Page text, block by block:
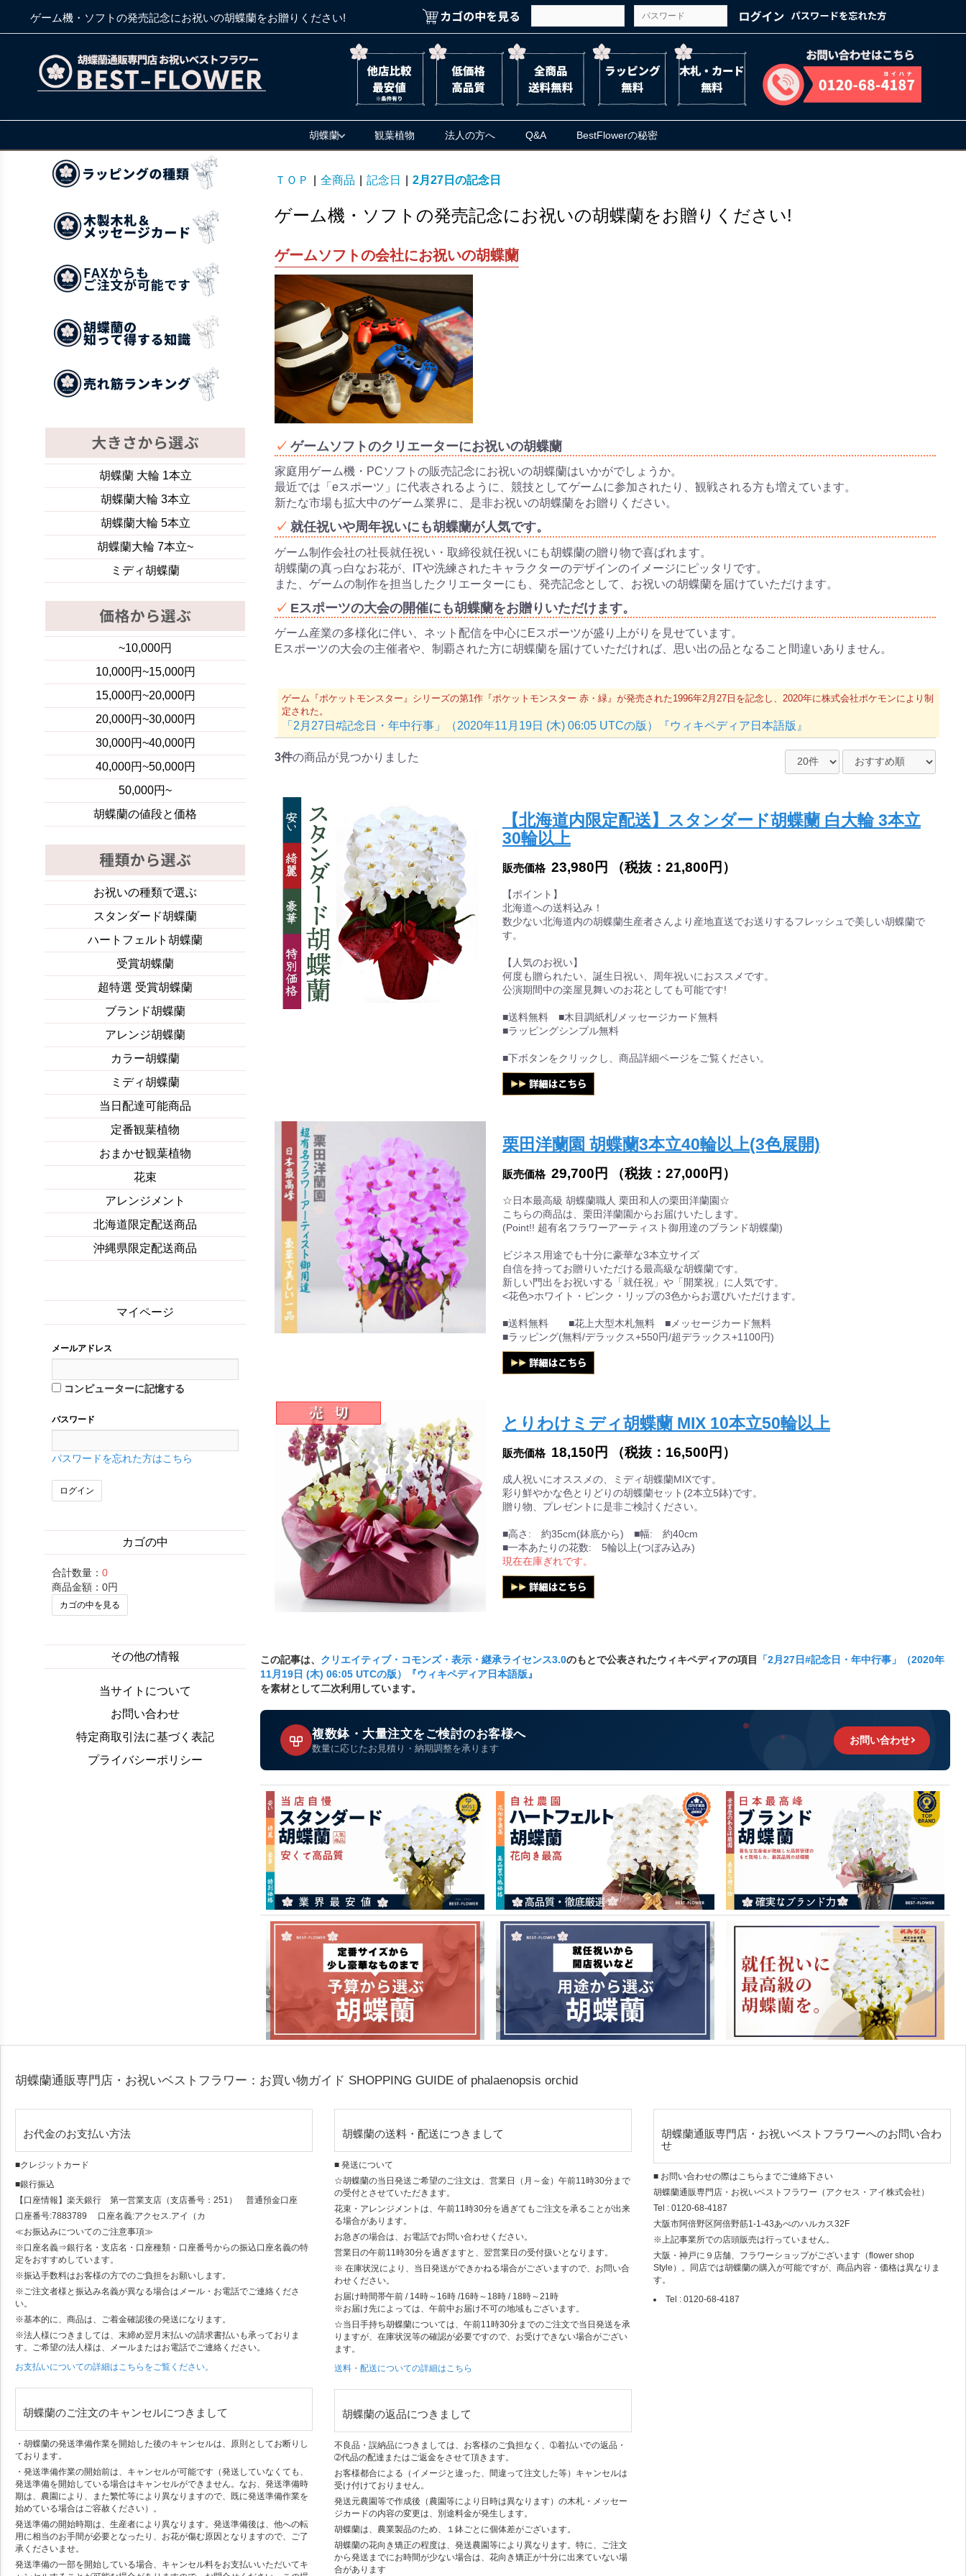
ゲーム機・ソフトの発売記念にお祝いの胡蝶蘭をお贈りください!
胡蝶蘭 観葉植物 法人の方へ Q&A BestFlowerの秘密
ＴＯＰ 全商品 記念日 2月27日の記念日
ゲーム機・ソフトの発売記念にお祝いの胡蝶蘭をお贈りください!
ゲームソフトの会社にお祝いの胡蝶蘭
ゲームソフトのクリエーターにお祝いの胡蝶蘭
家庭用ゲーム機・PCソフトの販売記念にお祝いの胡蝶蘭はいかがでしょうか。
最近では「eスポーツ」に代表されるように、競技としてゲームに参加されたり、観戦される方も増えています。
新たな市場も拡大中のゲーム業界に、是非お祝いの胡蝶蘭をお贈りください。
就任祝いや周年祝いにも胡蝶蘭が人気です。
ゲーム制作会社の社長就任祝い・取締役就任祝いにも胡蝶蘭の贈り物で喜ばれます。
胡蝶蘭の真っ白なお花が、ITや洗練されたキャラクターのデザインのイメージにピッタリです。
また、ゲームの制作を担当したクリエーターにも、発売記念として、お祝いの胡蝶蘭を届けていただけます。
Eスポーツの大会の開催にも胡蝶蘭をお贈りいただけます。
ゲーム産業の多様化に伴い、ネット配信を中心にEスポーツが盛り上がりを見せています。
Eスポーツの大会の主催者や、制覇された方に胡蝶蘭を届けていただければ、思い出の品となること間違いありません。
ゲーム『ポケットモンスター』シリーズの第1作『ポケットモンスター 赤・緑』が発売された1996年2月27日を記念し、2020年に株式会社ポケモンにより制
定された。
「2月27日#記念日・年中行事」（2020年11月19日 (木) 06:05 UTCの版）『ウィキペディア日本語版』
3件の商品が見つかりました
【北海道内限定配送】スタンダード胡蝶蘭 白大輪 3本立
30輪以上
販売価格 23,980円 （税抜： 21,800円 ）
【ポイント】
北海道への送料込み！
数少ない北海道内の胡蝶蘭生産者さんより産地直送でお送りするフレッシュで美しい胡蝶蘭で
す。
【人気のお祝い】
何度も贈られたい、誕生日祝い、周年祝いにおススメです。
公演期間中の楽屋見舞いのお花としても可能です!
■送料無料 ■木目調紙札/メッセージカード無料
■ラッピングシンプル無料
■下ボタンをクリックし、商品詳細ページをご覧ください。
栗田洋蘭園 胡蝶蘭3本立40輪以上(3色展開)
販売価格 29,700円 （税抜： 27,000円 ）
☆日本最高級 胡蝶蘭職人 栗田和人の栗田洋蘭園☆
こちらの商品は、栗田洋蘭園からお届けいたします。
(Point!! 超有名フラワーアーティスト御用達のブランド胡蝶蘭)
ビジネス用途でも十分に豪華な3本立サイズ
自信を持ってお贈りいただける最高級な胡蝶蘭です。
新しい門出をお祝いする「就任祝」や「開業祝」に人気です。
<花色>ホワイト・ピンク・リップの3色からお選びいただけます。
■送料無料 ■花上大型木札無料 ■メッセージカード無料
■ラッピング(無料/デラックス+550円/超デラックス+1100円)
とりわけミディ胡蝶蘭 MIX 10本立50輪以上
販売価格 18,150円 （税抜： 16,500円 ）
成人祝いにオススメの、ミディ胡蝶蘭MIXです。
彩り鮮やかな色とりどりの胡蝶蘭セット(2本立5鉢)です。
贈り物、プレゼントに是非ご検討ください。
■高さ: 約35cm(鉢底から) ■幅: 約40cm
■一本あたりの花数: 5輪以上(つぼみ込み)
現在在庫ぎれです。
この記事は、 クリエイティブ・コモンズ・表示・継承ライセンス3.0のもとで公表されたウィキペディアの項目
「2月27日#記念日・年中行事」（2020年
11月19日 (木) 06:05 UTCの版）『ウィキペディア日本語版』
を素材として二次利用しています。
複数鉢・大量注文をご検討のお客様へ
数量に応じたお見積り・納期調整を承ります
お問い合わせ
胡蝶蘭 大輪 1本立
胡蝶蘭大輪 3本立
胡蝶蘭大輪 5本立
胡蝶蘭大輪 7本立~
ミディ胡蝶蘭
~10,000円
10,000円~15,000円
15,000円~20,000円
20,000円~30,000円
30,000円~40,000円
40,000円~50,000円
50,000円~
胡蝶蘭の値段と価格
お祝いの種類で選ぶ
スタンダード胡蝶蘭
ハートフェルト胡蝶蘭
受賞胡蝶蘭
超特選 受賞胡蝶蘭
ブランド胡蝶蘭
アレンジ胡蝶蘭
カラー胡蝶蘭
ミディ胡蝶蘭
当日配達可能商品
定番観葉植物
おまかせ観葉植物
花束
アレンジメント
北海道限定配送商品
沖縄県限定配送商品
マイページ
メールアドレス
コンピューターに記憶する
パスワード
パスワードを忘れた方はこちら
カゴの中
合計数量： 0
商品金額： 0円
カゴの中を見る
その他の情報
当サイトについて
お問い合わせ
特定商取引法に基づく表記
プライバシーポリシー
胡蝶蘭通販専門店・お祝いベストフラワー：お買い物ガイド SHOPPING GUIDE of phalaenopsis orchid
お代金のお支払い方法
■クレジットカード
■銀行振込
【口座情報】楽天銀行 第一営業支店（支店番号：251） 普通預金口座
口座番号:7883789 口座名義:アクセス.アイ（カ
≪お振込みについてのご注意事項≫
※口座名義⇒銀行名・支店名・口座種類・口座番号からの振込口座名義の特
定をおすすめしています。
※振込手数料はお客様の方でのご負担をお願いします。
※ご注文者様と振込み名義が異なる場合はメール・お電話でご連絡くださ
い。
※基本的に、商品は、ご着金確認後の発送になります。
※法人様につきましては、末締め翌月末払いの請求書払いも承っておりま
す。ご希望の法人様は、メールまたはお電話でご連絡ください。
お支払いについての詳細はこちらをご覧ください。
胡蝶蘭のご注文のキャンセルにつきまして
・胡蝶蘭の発送準備作業を開始した後のキャンセルは、原則としてお断りし
ております。
・発送準備作業の開始前は、キャンセルが可能です（発送していなくても、
発送準備を開始している場合はキャンセルができません。なお、発送準備時
期は、農園により、また繁忙等により異なりますので、既に発送準備作業を
始めている場合はご容赦ください）。
発送準備の開始時期は、生産者により異なります。発送準備後は、他への転
用に相当のお手間が必要となったり、お花が傷む原因となりますので、ご了
承くださいませ。
発送準備の一部を開始している場合、キャンセル料をお支払いいただいてキ
胡蝶蘭の送料・配送につきまして
■ 発送について
☆胡蝶蘭の当日発送ご希望のご注文は、営業日（月～金）午前11時30分まで
の受付とさせていただきます。
花束・アレンジメントは、午前11時30分を過ぎてもご注文を承ることが出来
る場合があります。
お急ぎの場合は、お電話でお問い合わせください。
営業日の午前11時30分を過ぎますと、翌営業日の受付扱いとなります。
※ 在庫状況により、当日発送ができかねる場合がございますので、お問い合
わせください。
お届け時間帯午前 / 14時～16時 /16時～18時 / 18時～21時
※お届け先によっては、午前中お届け不可の地域もございます。
☆当日手持ち胡蝶蘭については、午前11時30分までのご注文で当日発送を承
りますが、在庫状況等の確認が必要ですので、お受けできない場合がござい
ます。
送料・配送についての詳細はこちら
胡蝶蘭の返品につきまして
不良品・誤納品につきましては、お客様のご負担なく、➀着払いでの返品・
➁代品の配達またはご返金をさせて頂きます。
お客様都合による（イメージと違った、間違って注文した等）キャンセルは
受け付けておりません。
発送元農園等で作成後（農園等により日時は異なります）の木札・メッセー
ジカードの内容の変更は、別途料金が発生します。
胡蝶蘭は、農業製品のため、１鉢ごとに個体差がございます。
胡蝶蘭の花向き矯正の程度は、発送農園等により異なります。特に、ご注文
から発送までにお時間が少ない場合は、花向き矯正が十分に出来ていない場
合があります
胡蝶蘭通販専門店・お祝いベストフラワーへのお問い合わ
せ
■ お問い合わせの際はこちらまでご連絡下さい
胡蝶蘭通販専門店・お祝いベストフラワー（アクセス・アイ株式会社）
Tel : 0120-68-4187
大阪市阿倍野区阿倍野筋1-1-43あべのハルカス32F
※上記事業所での店頭販売は行っていません。
大阪・神戸に９店舗、フラワーショップがございます（flower shop
Style）。同店では胡蝶蘭の購入が可能ですが、商品内容・価格は異なりま
す。
Tel : 0120-68-4187